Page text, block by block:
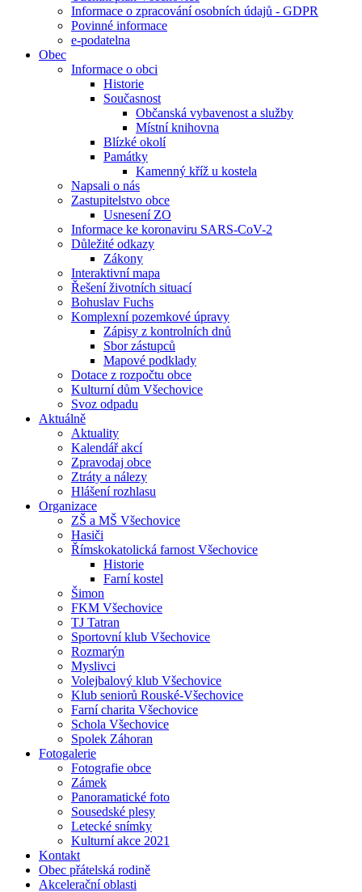
Informace o zpracování osobních údajů - GDPR
Povinné informace
e-podatelna
Obec
Informace o obci
Historie
Současnost
Občanská vybavenost a služby
Místní knihovna
Blízké okolí
Památky
Kamenný kříž u kostela
Napsali o nás
Zastupitelstvo obce
Usnesení ZO
Informace ke koronaviru SARS-CoV-2
Důležité odkazy
Zákony
Interaktivní mapa
Řešení životních situací
Bohuslav Fuchs
Komplexní pozemkové úpravy
Zápisy z kontrolních dnů
Sbor zástupců
Mapové podklady
Dotace z rozpočtu obce
Kulturní dům Všechovice
Svoz odpadu
Aktuálně
Aktuality
Kalendář akcí
Zpravodaj obce
Ztráty a nálezy
Hlášení rozhlasu
Organizace
ZŠ a MŠ Všechovice
Hasiči
Římskokatolická farnost Všechovice
Historie
Farní kostel
Šimon
FKM Všechovice
TJ Tatran
Sportovní klub Všechovice
Rozmarýn
Myslivci
Volejbalový klub Všechovice
Klub seniorů Rouské-Všechovice
Farní charita Všechovice
Schola Všechovice
Spolek Záhoran
Fotogalerie
Fotografie obce
Zámek
Panoramatické foto
Sousedské plesy
Letecké snímky
Kulturní akce 2021
Kontakt
Obec přátelská rodině
Akcelerační oblasti